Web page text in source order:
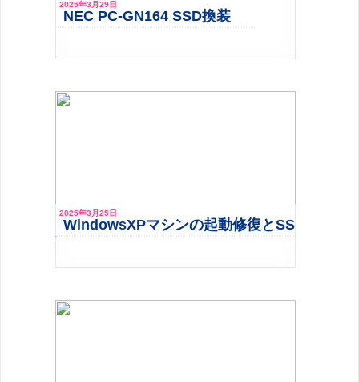
NEC PC-GN164 SSD換装
2025年3月29日
WindowsXPマシンの起動修復とSSD換装
2025年3月25日